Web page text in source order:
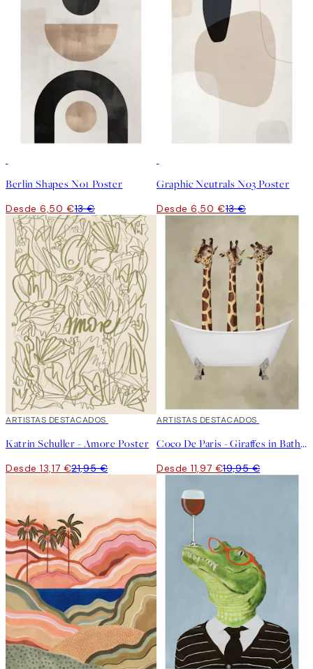
Berlin Shapes No1 Poster
Desde 6,50 €13 €
Graphic Neutrals No3 Poster
Desde 6,50 €13 €
40%*
ARTISTAS DESTACADOS
Katrin Schuller - Amore Poster
Desde 13,17 €21,95 €
40%*
ARTISTAS DESTACADOS
Coco De Paris - Giraffes in Bathtub Poster
Desde 11,97 €19,95 €